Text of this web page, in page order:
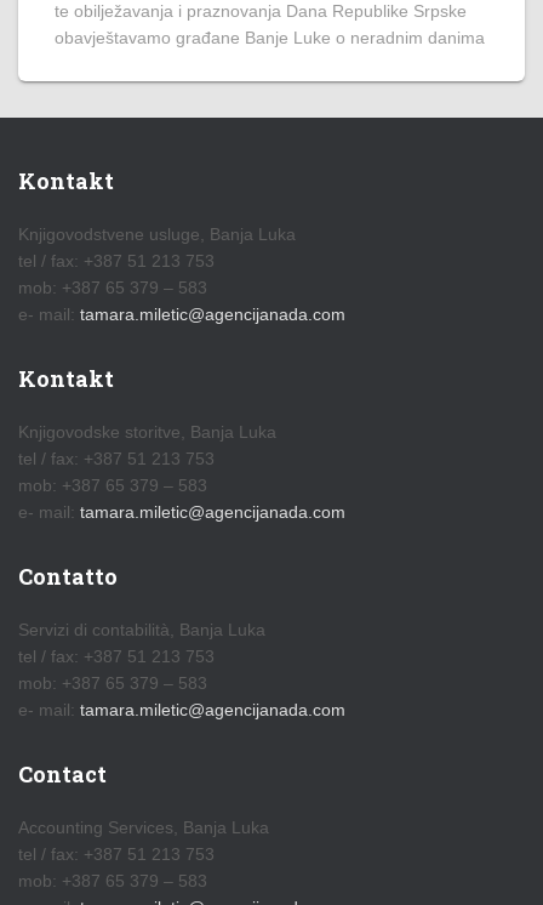
te obilježavanja i praznovanja Dana Republike Srpske
obavještavamo građane Banje Luke o neradnim danima
Kontakt
Knjigovodstvene usluge, Banja Luka
tel / fax: +387 51 213 753
mob: +387 65 379 – 583
e- mail: tamara.miletic@agencijanada.com
Kontakt
Knjigovodske storitve, Banja Luka
tel / fax: +387 51 213 753
mob: +387 65 379 – 583
e- mail: tamara.miletic@agencijanada.com
Contatto
Servizi di contabilità, Banja Luka
tel / fax: +387 51 213 753
mob: +387 65 379 – 583
e- mail: tamara.miletic@agencijanada.com
Contact
Accounting Services, Banja Luka
tel / fax: +387 51 213 753
mob: +387 65 379 – 583